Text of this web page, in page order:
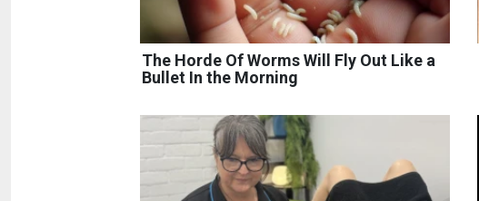
The Horde Of Worms Will Fly Out Like a
Bullet In the Morning